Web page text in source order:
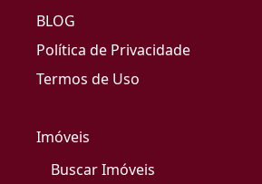
BLOG
Política de Privacidade
Termos de Uso
Imóveis
Buscar Imóveis